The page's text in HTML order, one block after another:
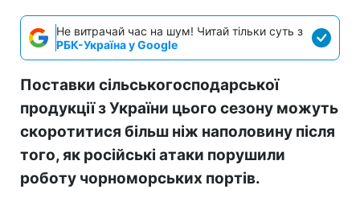
Не витрачай час на шум! Читай тільки суть з
РБК-Україна у Google
Поставки сільськогосподарської
продукції з України цього сезону можуть
скоротитися більш ніж наполовину після
того, як російські атаки порушили
роботу чорноморських портів.